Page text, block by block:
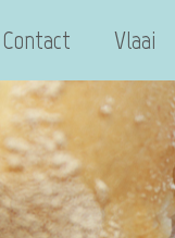
Contact Vlaai